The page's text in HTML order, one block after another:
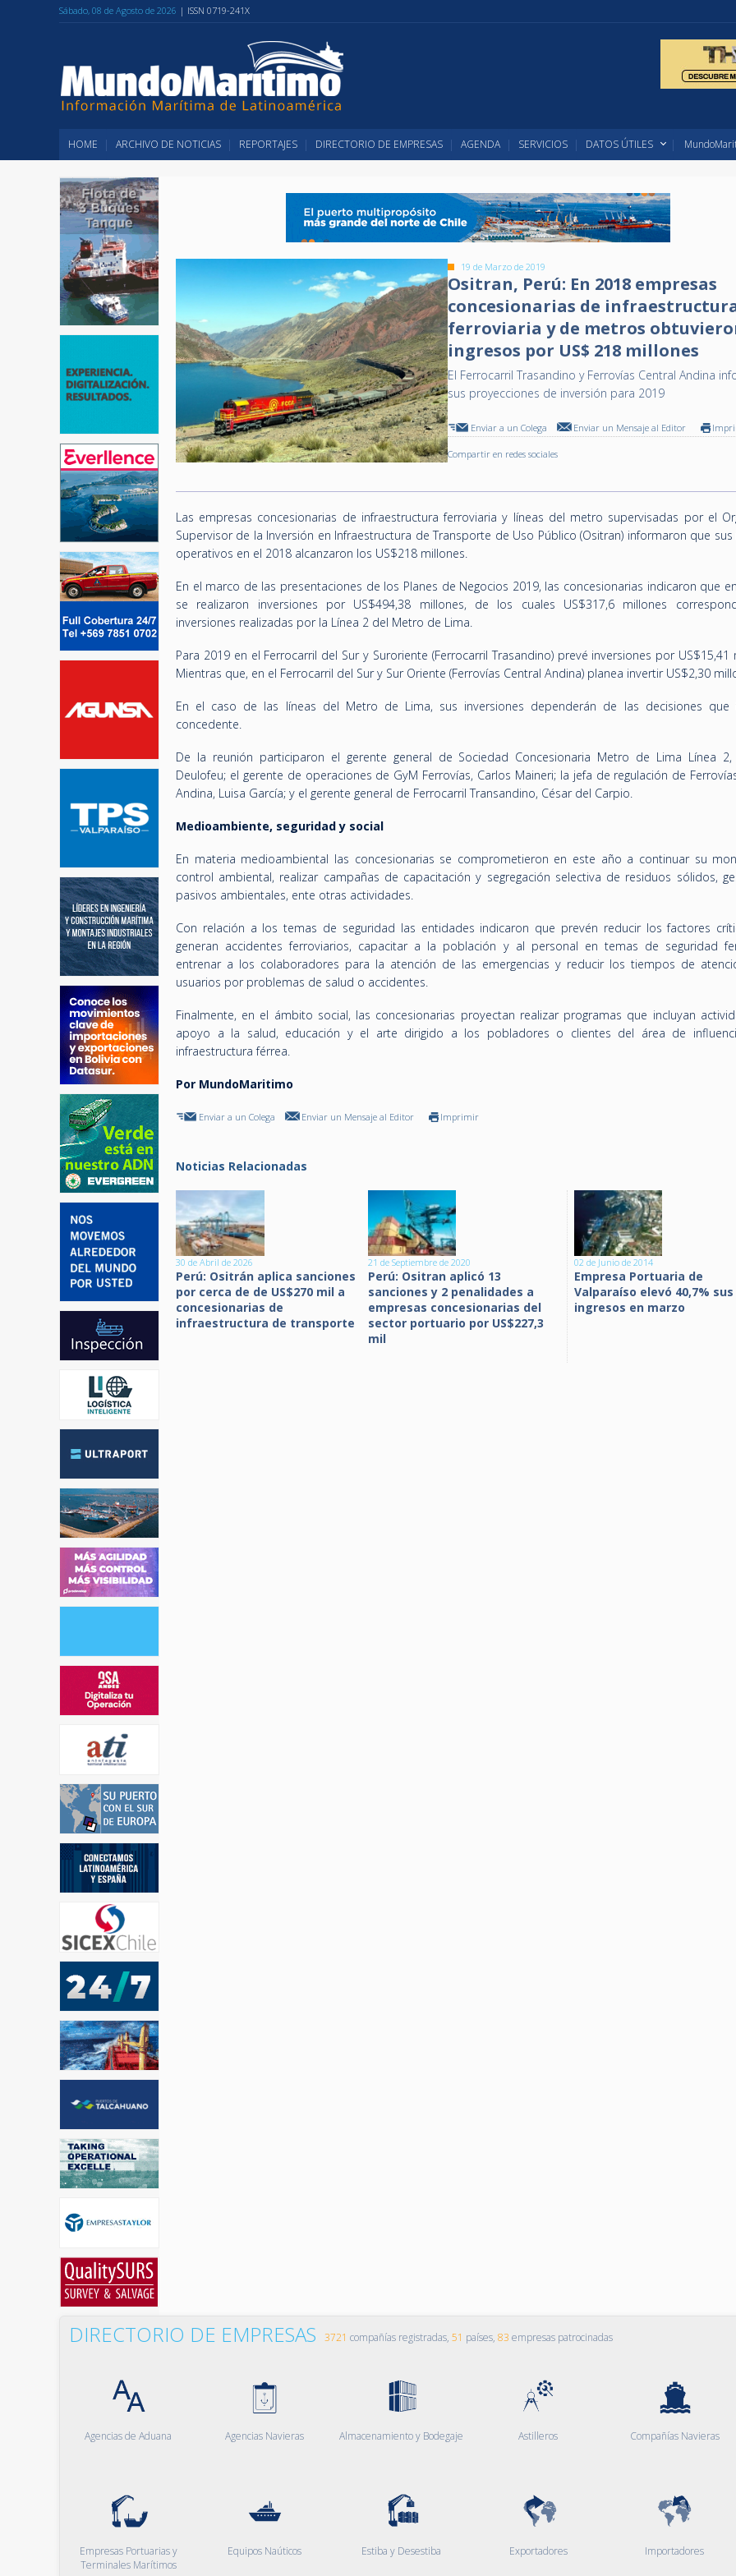
Sábado, 08 de Agosto de 2026 | ISSN 0719-241X
HOME ARCHIVO DE NOTICIAS REPORTAJES DIRECTORIO DE EMPRESAS AGENDA SERVICIOS DATOS ÚTILES
19 de Marzo de 2019
Ositran, Perú: En 2018 empresas
concesionarias de
ferroviaria y de metros
ingresos por US$ 218 millones
El Ferrocarril Trasandino y Ferrovías Central Andina
sus proyecciones de inversión para 2019
Enviar a un Colega Enviar un Mensaje al Editor
Compartir en redes sociales
Las empresas concesionarias de infraestructura ferroviaria y líneas del metro supervisadas por el
Supervisor de la Inversión en Infraestructura de Transporte de Uso Público (Ositran) informaron que sus
operativos en el 2018 alcanzaron los US$218 millones.
En el marco de las presentaciones de los Planes de Negocios 2019, las concesionarias indicaron que
se realizaron inversiones por US$494,38 millones, de los cuales US$317,6 millones
inversiones realizadas por la Línea 2 del Metro de Lima.
Para 2019 en el Ferrocarril del Sur y Suroriente (Ferrocarril Trasandino) prevé inversiones por US$15,41
Mientras que, en el Ferrocarril del Sur y Sur Oriente (Ferrovías Central Andina) planea invertir US$2,30
En el caso de las líneas del Metro de Lima, sus inversiones dependerán de las decisiones que
concedente.
De la reunión participaron el gerente general de Sociedad Concesionaria Metro de Lima Línea 2,
Deulofeu; el gerente de operaciones de GyM Ferrovías, Carlos Maineri; la jefa de regulación de
Andina, Luisa García; y el gerente general de Ferrocarril Transandino, César del Carpio.
Medioambiente, seguridad y social
En materia medioambiental las concesionarias se comprometieron en este año a continuar su
control ambiental, realizar campañas de capacitación y segregación selectiva de residuos sólidos,
pasivos ambientales, ente otras actividades.
Con relación a los temas de seguridad las entidades indicaron que prevén reducir los factores
generan accidentes ferroviarios, capacitar a la población y al personal en temas de seguridad
entrenar a los colaboradores para la atención de las emergencias y reducir los tiempos de
usuarios por problemas de salud o accidentes.
Finalmente, en el ámbito social, las concesionarias proyectan realizar programas que incluyan
apoyo a la salud, educación y el arte dirigido a los pobladores o clientes del área de
infraestructura férrea.
Por MundoMaritimo
Enviar a un Colega Enviar un Mensaje al Editor Imprimir
Noticias Relacionadas
30 de Abril de 2026
Perú: Ositrán aplica sanciones
por cerca de de US$270 mil a
concesionarias de
infraestructura de transporte
21 de Septiembre de 2020
Perú: Ositran aplicó 13
sanciones y 2 penalidades a
empresas concesionarias del
sector portuario por US$227,3
mil
02 de Junio de 2014
Empresa Portuaria de
Valparaíso elevó 40,7% sus
ingresos en marzo
DIRECTORIO DE EMPRESAS 3721 compañías registradas, 51 países, 83 empresas patrocinadas
Agencias de Aduana Agencias Navieras Almacenamiento y Bodegaje Astilleros Compañías Navieras
Empresas Portuarias y
Terminales Marítimos
Equipos Naúticos Estiba y Desestiba Exportadores Importadores